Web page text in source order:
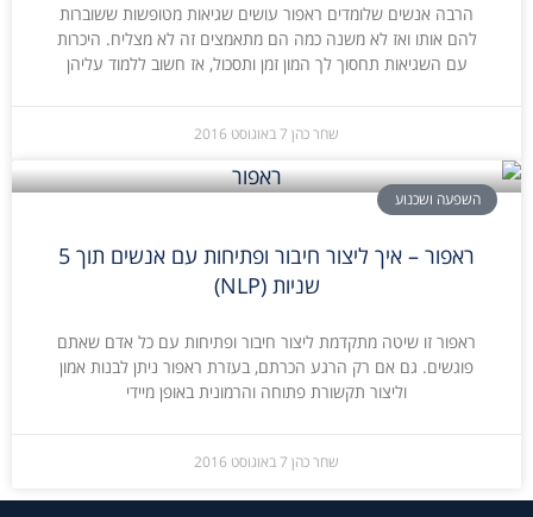
הרבה אנשים שלומדים ראפור עושים שגיאות מטופשות ששוברות
להם אותו ואז לא משנה כמה הם מתאמצים זה לא מצליח. היכרות
עם השגיאות תחסוך לך המון זמן ותסכול, אז חשוב ללמוד עליהן
שחר כהן 7 באוגוסט 2016
השפעה ושכנוע
ראפור – איך ליצור חיבור ופתיחות עם אנשים תוך 5
שניות (NLP)
ראפור זו שיטה מתקדמת ליצור חיבור ופתיחות עם כל אדם שאתם
פוגשים. גם אם רק הרגע הכרתם, בעזרת ראפור ניתן לבנות אמון
וליצור תקשורת פתוחה והרמונית באופן מיידי
שחר כהן 7 באוגוסט 2016